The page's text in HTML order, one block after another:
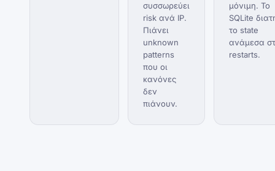
συσσωρεύει
risk ανά IP.
Πιάνει
unknown
patterns
που οι
κανόνες
δεν
πιάνουν.
μόνιμη. Το
SQLite
το state
ανάμεσα
restarts.